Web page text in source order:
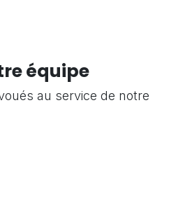
équipe
au service de notre